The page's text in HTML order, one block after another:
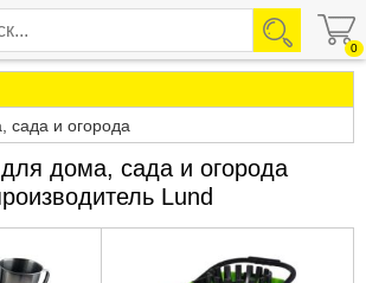
0
сада и огорода
дома, сада и огорода
Lund